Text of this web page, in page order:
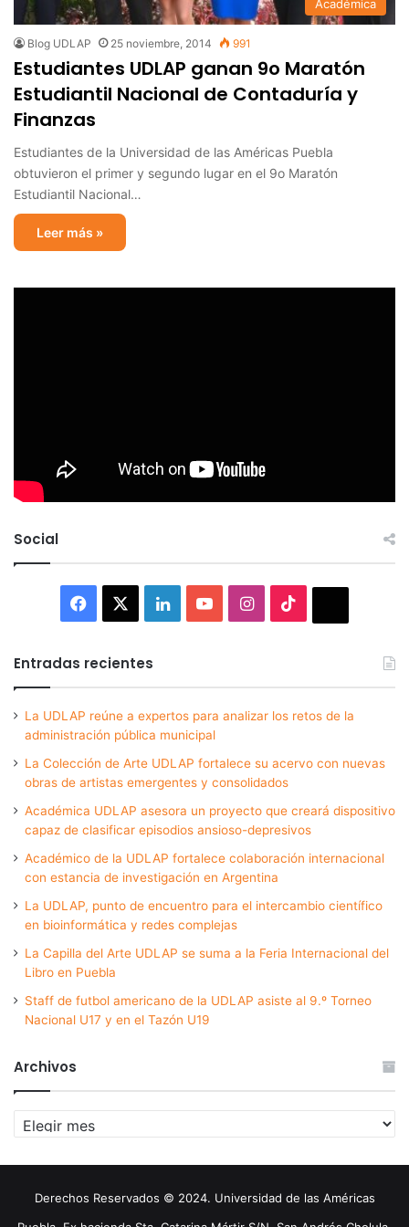
Académica
Blog UDLAP 25 noviembre, 2014 991
Estudiantes UDLAP ganan 9o Maratón
Estudiantil Nacional de Contaduría y
Finanzas
Estudiantes de la Universidad de las Américas Puebla
obtuvieron el primer y segundo lugar en el 9o Maratón
Estudiantil Nacional…
Leer más »
Social
Facebook LinkedInYouTubeInstagram
Entradas recientes
La UDLAP reúne a expertos para analizar los retos de la
administración pública municipal
La Colección de Arte UDLAP fortalece su acervo con nuevas
obras de artistas emergentes y consolidados
Académica UDLAP asesora un proyecto que creará dispositivo
capaz de clasificar episodios ansioso-depresivos
Académico de la UDLAP fortalece colaboración internacional
con estancia de investigación en Argentina
La UDLAP, punto de encuentro para el intercambio científico
en bioinformática y redes complejas
La Capilla del Arte UDLAP se suma a la Feria Internacional del
Libro en Puebla
Staff de futbol americano de la UDLAP asiste al 9.º Torneo
Nacional U17 y en el Tazón U19
Archivos
Archivos
Derechos Reservados © 2024. Universidad de las Américas